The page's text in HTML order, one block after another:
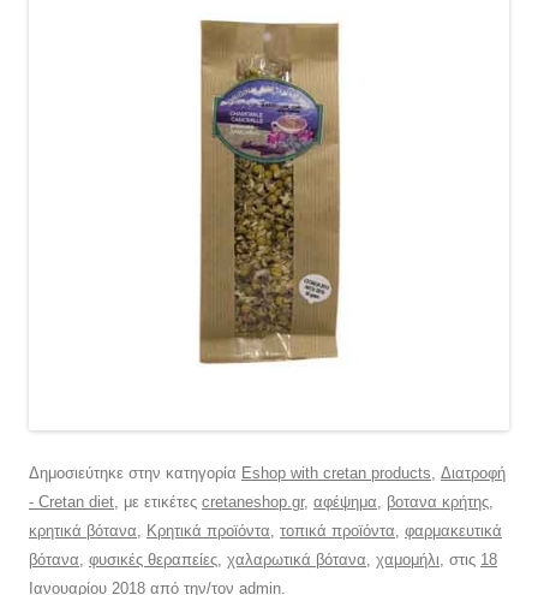
Δημοσιεύτηκε στην κατηγορία Eshop with cretan products Διατροφή
- Cretan diet , με ετικέτες cretaneshop.gr, αφέψημα βοτανα κρήτης
κρητικά βότανα
Κρητικά προϊόντα τοπικά προϊόντα φαρμακευτικά
βότανα φυσικές θεραπείες χαλαρωτικά βότανα χαμομήλι , στις 18
Ιανουαρίου 2018 από την/τον admin